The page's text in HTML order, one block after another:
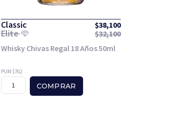
Classic $38,100
Elite $32,100
Whisky Chivas Regal 18 Años 50ml
PUM $762
COMPRAR